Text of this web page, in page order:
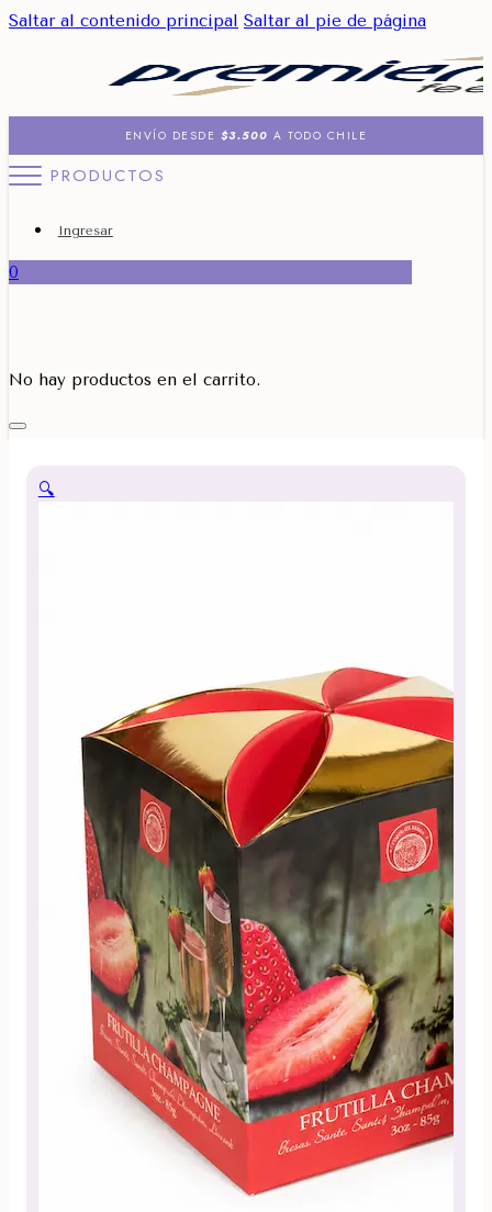
Saltar al contenido principal Saltar al pie de página
ENVÍO DESDE $3.500 A TODO CHILE
PRODUCTOS
Ingresar
0
No hay productos en el carrito.
🔍